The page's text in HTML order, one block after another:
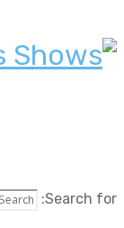
Search for: